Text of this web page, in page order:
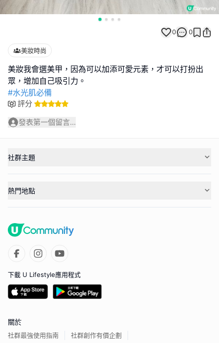
0 0
美妝時尚
美妝我會選美甲，因為可以加添可愛元素，才可以打扮出
#水光肌必備
評分
發表第一個留言...
社群主題
熱門地點
下載 U Lifestyle應用程式
關於
社群最強使用指南 社群創作有價企劃